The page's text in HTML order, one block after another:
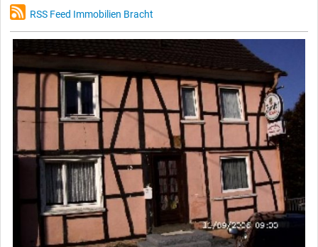
RSS Feed Immobilien Bracht